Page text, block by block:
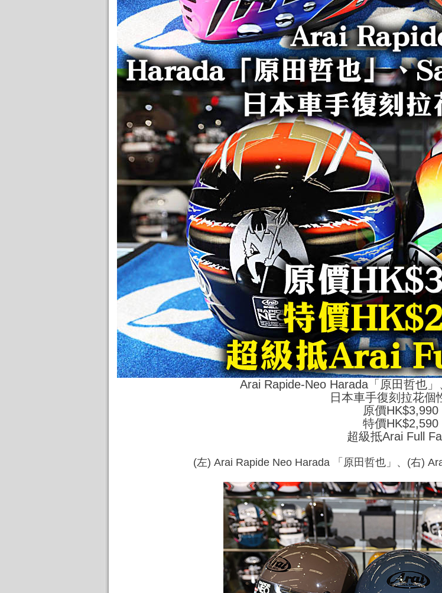
Arai Rapide-Neo Harada「原田哲也」
日本車手復刻拉花個
原價HK$3,990
特價HK$2,590
超級抵Arai Full
(左) Arai Rapide Neo Harada 「原田哲也」、(右)